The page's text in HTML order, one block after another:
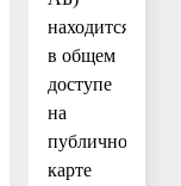
находится
в общем
доступе
на
публичной
карте